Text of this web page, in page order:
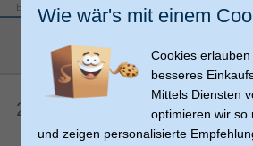
Empfohlenes Alter in Jahren
(mind.)
3 Jahr(e)
Produktfarbe Mehrfarbig
Verpackungsinformation
2 Artikelbewertungen
Wie wär's mit einem
Cookies
besseres
Mittels Diensten
optimieren wir so
und zeigen personalisierte